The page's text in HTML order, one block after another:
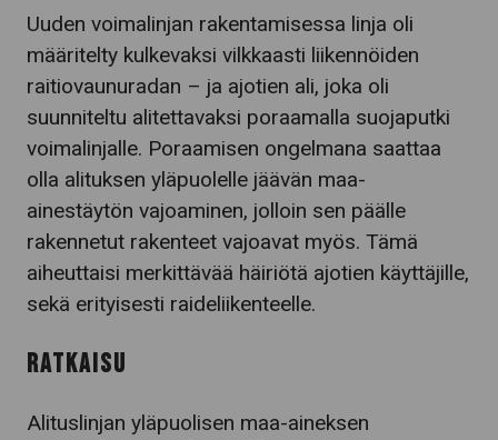
Uuden voimalinjan rakentamisessa linja oli
määritelty kulkevaksi vilkkaasti liikennöiden
raitiovaunuradan – ja ajotien ali, joka oli
suunniteltu alitettavaksi poraamalla suojaputki
voimalinjalle. Poraamisen ongelmana saattaa
olla alituksen yläpuolelle jäävän maa-
ainestäytön vajoaminen, jolloin sen päälle
rakennetut rakenteet vajoavat myös. Tämä
aiheuttaisi merkittävää häiriötä ajotien käyttäjille,
sekä erityisesti raideliikenteelle.
RATKAISU
Alituslinjan yläpuolisen maa-aineksen